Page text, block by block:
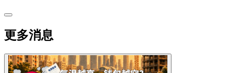
更多消息